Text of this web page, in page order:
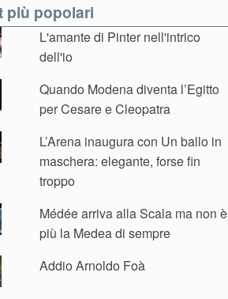
più popolari
L'amante di Pinter nell'intrico
dell'io
Quando Modena diventa l’Egitto
per Cesare e Cleopatra
L’Arena inaugura con Un ballo in
maschera: elegante, forse fin
troppo
Médée arriva alla Scala ma non è
più la Medea di sempre
Addio Arnoldo Foà